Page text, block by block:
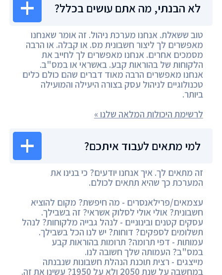
לא הבנתי, מה אתם עושים בכלל?
טוב ששאלת. אנחנו מערכת ניהול. זה אומר שאנחנו
מאפשרים לך ליצור חשבונית מס. או קבלה. או הרבה
מסמכים אחרים. אנחנו מאפשרים לך לחייב את
הלקוחות של בהוראות קבע. באשראי או במס"ב.
אנחנו מאפשרים הרבה מאוד דברים שהם כולם כלים
טכנולוגיים לניהול עסק בצורה היעילה והמועילה
ביותר.
לרשימת היכולות המלאה שלנו »
למי מתאים לעבוד איתכם?
זה מתאים לך. איך אנחנו יודעים? כי בנינו את
המערכת כך שהיא תתאים לכולם.
עצמאים/פרילאנסרים - מה חיפשת? מקום להוציא
חשבונית? אולי אולי לסלוק אשראי? זה בשבילך.
עסקים קטנים ובינוניים - לנהל גבייה מלקוחות? לנהל
תשלומים לספקים? דוחות? יש לנו הכל בשבילך.
עמותות - דפי תרומה? תרומות בהוראות קבע
במס"ב? העמותה שלך חשובה לנו.
מייצגים - רצית תוכנת הנהלת חשבונות שנבנתה
במחשבה על שנת 2050 ולא על 1950? עשינו את זה.